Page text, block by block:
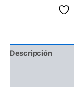
Descripción